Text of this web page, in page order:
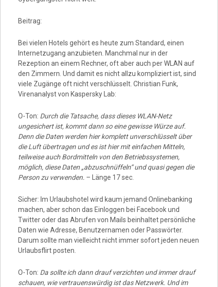
Beitrag:
Bei vielen Hotels gehört es heute zum Standard, einen
Internetzugang anzubieten. Manchmal nur in der
Rezeption an einem Rechner, oft aber auch per WLAN auf
den Zimmern. Und damit es nicht allzu kompliziert ist, sind
viele Zugänge oft nicht verschlüsselt. Christian Funk,
Virenanalyst von Kaspersky Lab:
O-Ton: Durch die Tatsache, dass dieses WLAN-Netz
ungesichert ist, kommt dann so eine gewisse Würze auf.
Denn die Daten werden hier komplett unverschlüsselt über
die Luft übertragen und es ist hier mit einfachen Mitteln,
teilweise auch Bordmitteln von den Betriebssystemen,
möglich, diese Daten „abzuschnüffeln“ und quasi gegen die
Person zu verwenden. – Länge 17 sec.
Sicher: Im Urlaubshotel wird kaum jemand Onlinebanking
machen, aber schon das Einloggen bei Facebook und
Twitter oder das Abrufen von Mails beinhaltet persönliche
Daten wie Adresse, Benutzernamen oder Passwörter.
Darum sollte man vielleicht nicht immer sofort jeden neuen
Urlaubsflirt posten.
O-Ton: Da sollte ich dann drauf verzichten und immer drauf
schauen, wie vertrauenswürdig ist das Netzwerk. Und im